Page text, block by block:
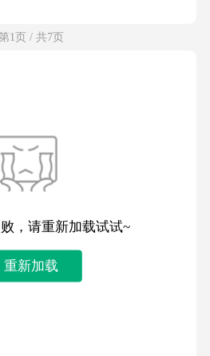
1页 / 共7页
，请重新加载试试~
重新加载